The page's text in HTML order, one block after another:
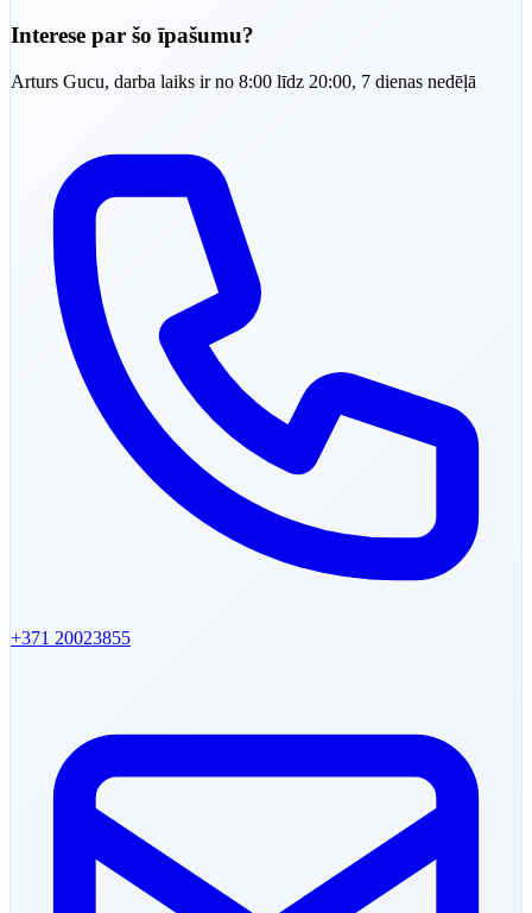
Interese par šo īpašumu?
Arturs Gucu, darba laiks ir no 8:00 līdz 20:00, 7 dienas nedēļā
+371 20023855